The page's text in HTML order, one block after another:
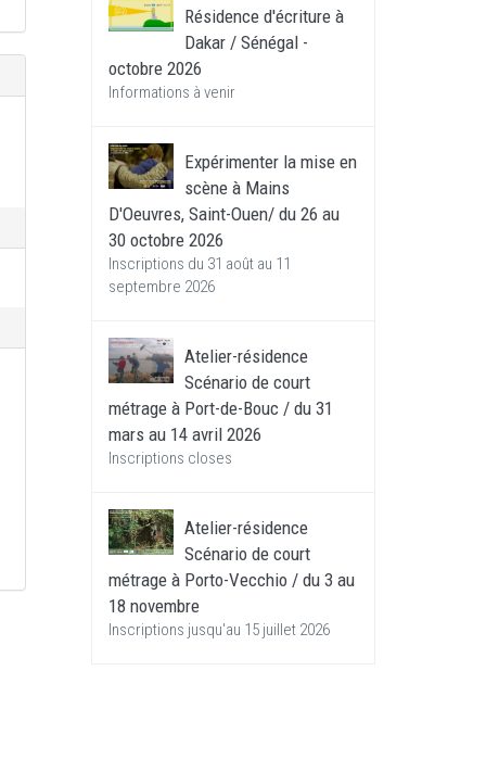
Résidence d'écriture à
Dakar / Sénégal -
octobre 2026
Informations à venir
Expérimenter la mise en
scène à Mains
D'Oeuvres, Saint-Ouen/ du 26 au
30 octobre 2026
Inscriptions du 31 août au 11
septembre 2026
Atelier-résidence
Scénario de court
métrage à Port-de-Bouc / du 31
mars au 14 avril 2026
Inscriptions closes
Atelier-résidence
Scénario de court
métrage à Porto-Vecchio / du 3 au
18 novembre
Inscriptions jusqu'au 15 juillet 2026